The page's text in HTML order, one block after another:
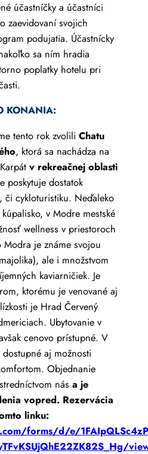
účastníčky a účastníci
zaevidovaní svojich
podujatia. Účastnícky
sa ním hradia
poplatky hotelu pri
KONANIA:
tento rok zvolili Chatu
, ktorá sa nachádza na
v rekreačnej oblasti
poskytuje dostatok
či cykloturistiku. Neďaleko
v Modre mestské
wellness v priestoroch
je známe svojou
ale i množstvom
kaviarničiek. Je
ktorému je venované aj
je Hrad Červený
Ubytovanie v
cenovo prístupné. V
aj možnosti
Objednanie
nás a je
vopred. Rezervácia
linku:
forms/d/e/